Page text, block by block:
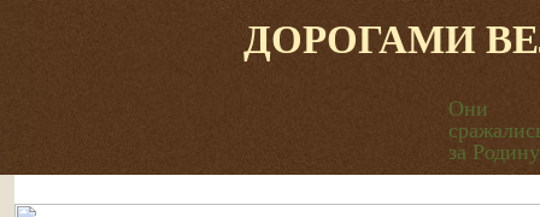
ДОРОГАМИ
Они
за Родину